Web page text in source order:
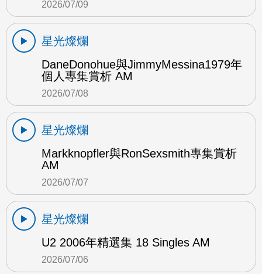
2026/07/09
星光燦爛
DaneDonohue與JimmyMessina1979年
個人專集賞析 AM
2026/07/08
星光燦爛
Markknopfler與RonSexsmith專集賞析
AM
2026/07/07
星光燦爛
U2 2006年精選集 18 Singles AM
2026/07/06